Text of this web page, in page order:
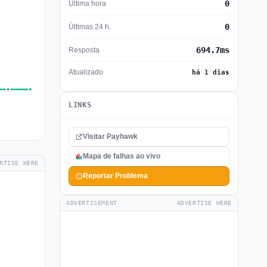
HERE
Última hora 0
Últimas 24 h. 0
Resposta 694.7ms
Atualizado há 1 dias
LINKS
Visitar Payhawk
Mapa de falhas ao vivo
Reportar Problema
ADVERTISEMENT ADVERTISE HERE